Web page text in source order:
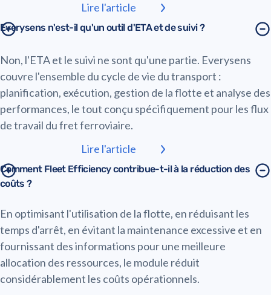
Lire l'article
Everysens n'est-il qu'un outil d'ETA et de suivi ?
Non, l'ETA et le suivi ne sont qu'une partie. Everysens
couvre l'ensemble du cycle de vie du transport :
planification, exécution, gestion de la flotte et analyse des
performances, le tout conçu spécifiquement pour les flux
de travail du fret ferroviaire.
Lire l'article
Comment Fleet Efficiency contribue-t-il à la réduction des
coûts ?
En optimisant l'utilisation de la flotte, en réduisant les
temps d'arrêt, en évitant la maintenance excessive et en
fournissant des informations pour une meilleure
allocation des ressources, le module réduit
considérablement les coûts opérationnels.